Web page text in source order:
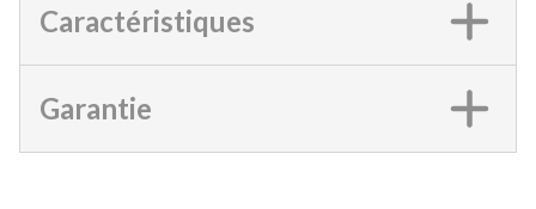
Caractéristiques
Garantie